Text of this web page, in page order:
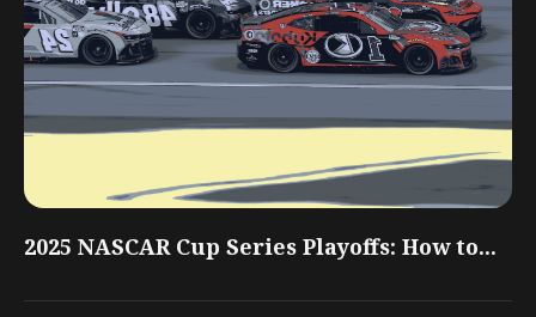
2025 NASCAR Cup Series Playoffs: How to...